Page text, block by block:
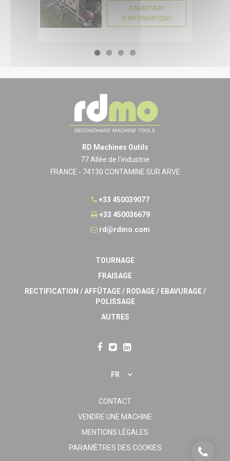
DAVANTAGE
D'INFORMATIONS
RD Machines Outils
77 Allée de l'industrie
FRANCE - 74130 CONTAMINE SUR ARVE
+33 450039077
+33 450036679
rd@rdmo.com
TOURNAGE
FRAISAGE
RECTIFICATION / AFFÛTAGE / RODAGE / EBAVURAGE /
POLISSAGE
AUTRES
FR
CONTACT
VENDRE UNE MACHINE
MENTIONS LÉGALES
PARAMÈTRES DES COOKIES